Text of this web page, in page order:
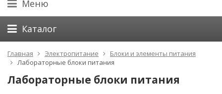
Меню
Каталог
Главная Электропитание
Блоки и элементы питания
Лабораторные блоки питания
Лабораторные блоки питания